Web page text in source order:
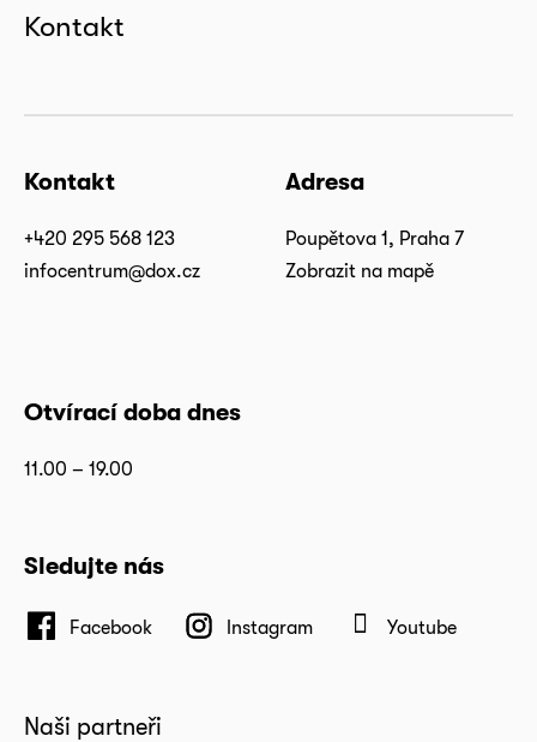
Kontakt
Kontakt
+420 295 568 123
infocentrum@dox.cz
Adresa
Poupětova 1, Praha 7
Zobrazit na mapě
Otvírací doba dnes
11.00 – 19.00
Sledujte nás
Facebook Instagram Youtube
Naši partneři